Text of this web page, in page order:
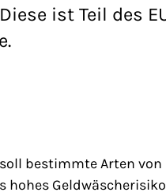
ist Teil des
soll bestimmte Arten
hohes